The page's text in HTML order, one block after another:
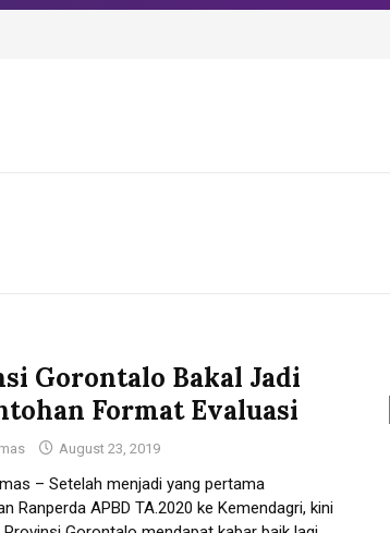
Gorontalo Bakal Jadi
Format Evaluasi
August 23, 2019
– Setelah menjadi yang pertama
Ranperda APBD TA.2020 ke Kemendagri, kini